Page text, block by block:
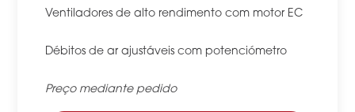
Ventiladores de alto rendimento com motor EC
Débitos de ar ajustáveis com potenciómetro
Preço mediante pedido